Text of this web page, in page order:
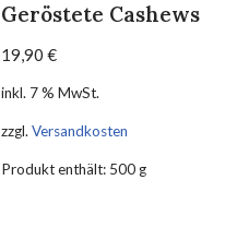
Geröstete Cashews
19,90€
inkl. 7 % MwSt.
zzgl.Versandkosten
Produkt enthält: 500 g